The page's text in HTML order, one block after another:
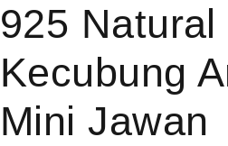
925 Natural
Kecubung
Mini Jawan